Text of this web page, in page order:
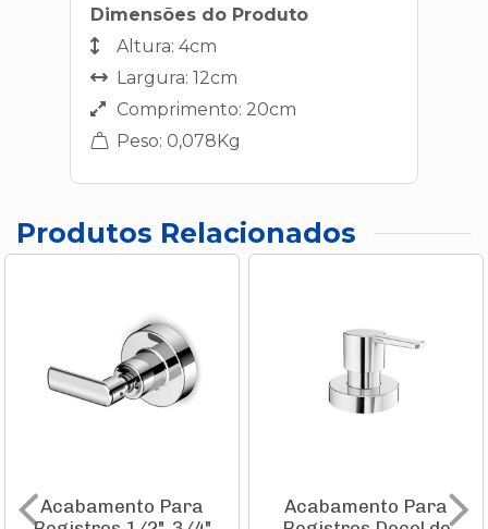
Dimensões do Produto
Altura: 4cm
Largura: 12cm
Comprimento: 20cm
Peso: 0,078Kg
Produtos Relacionados
Acabamento Para
Acabamento Para